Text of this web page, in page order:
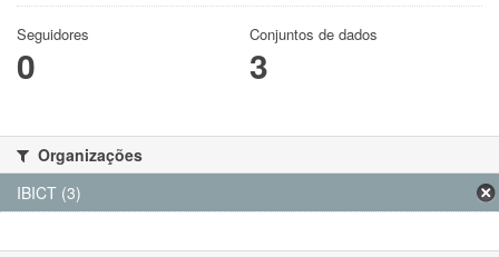
Seguidores
0
Conjuntos de dados
3
Organizações
IBICT (3)